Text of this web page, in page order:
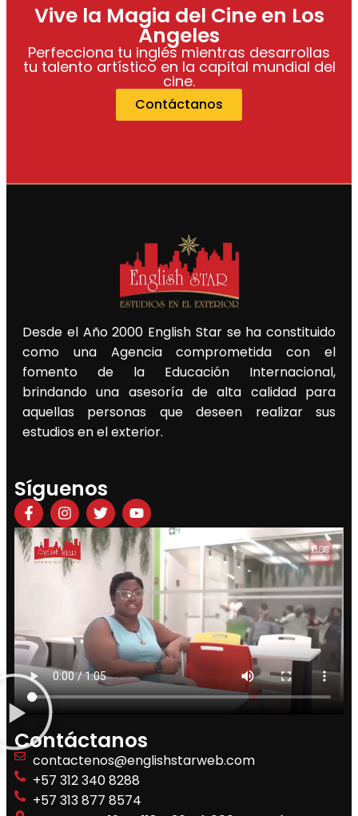
Vive la Magia del Cine en Los
Ángeles
Perfecciona tu inglés mientras desarrollas
tu talento artístico en la capital mundial del
cine.
Contáctanos
Desde el Año 2000 English Star se ha constituido
como una Agencia comprometida con el
fomento de la Educación Internacional,
brindando una asesoría de alta calidad para
aquellas personas que deseen realizar sus
estudios en el exterior.
Síguenos
Contáctanos
contactenos@englishstarweb.com
+57 312 340 8288
+57 313 877 8574